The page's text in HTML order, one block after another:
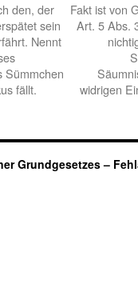
den, der
sein
Nennt
Sümmchen
fällt.
Fakt ist von
Art. 5 Abs.
widrigen
Grundgesetzes –